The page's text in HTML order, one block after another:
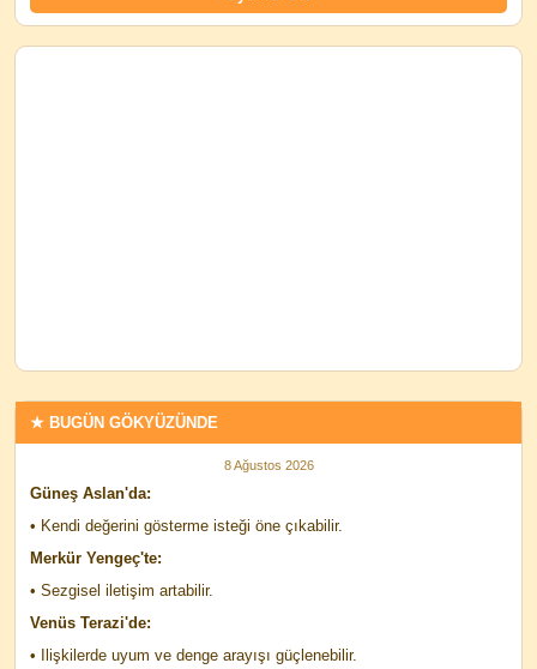
★ BUGÜN GÖKYÜZÜNDE
8 Ağustos 2026
Güneş Aslan'da:
• Kendi değerini gösterme isteği öne çıkabilir.
Merkür Yengeç'te:
• Sezgisel iletişim artabilir.
Venüs Terazi'de:
• Ilişkilerde uyum ve denge arayışı güçlenebilir.